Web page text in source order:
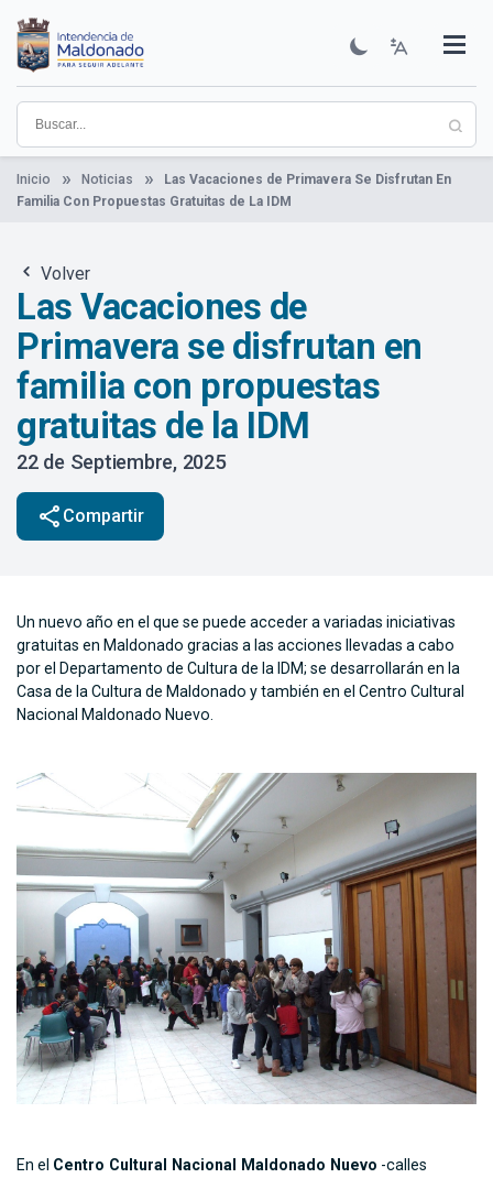
contenido
principal
Institucional
Municipios
Descubre Maldonado
Comunicación
Servicios
Guía De Trámites
Ver Noticias
Inicio Noticias
Las Vacaciones de Primavera Se Disfrutan En
Familia Con Propuestas Gratuitas de La IDM
Volver
Las Vacaciones de
Primavera se disfrutan en
familia con propuestas
gratuitas de la IDM
22 de Septiembre, 2025
share Compartir
Un nuevo año en el que se puede acceder a variadas iniciativas
gratuitas en Maldonado gracias a las acciones llevadas a cabo
por el Departamento de Cultura de la IDM; se desarrollarán en la
Casa de la Cultura de Maldonado y también en el Centro Cultural
Nacional Maldonado Nuevo.
En el Centro Cultural Nacional Maldonado Nuevo -calles